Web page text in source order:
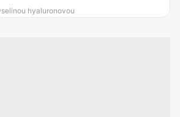
hyaluronovou